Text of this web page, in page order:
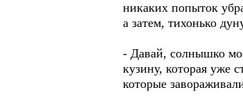
никаких попыток
а затем, тихонько
- Давай, солнышко
кузину, которая уже
которые